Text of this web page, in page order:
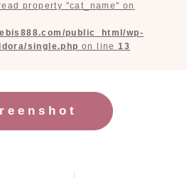
property "cat_name" on
public_html/wp-
single.php on line13